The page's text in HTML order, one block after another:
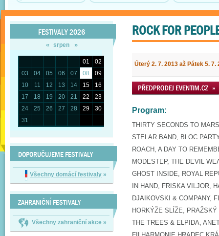
FESTIVALY 2026
« srpen »
01
02
03
04 05 06 07 08
09
10
11 12 13 14 15
16
17
18 19 20 21 22
23
24
25 26 27 28 29
30
31
DOPORUČUJEME FESTIVALY
Všechny domácí festivaly »
ZAHRANIČNÍ FESTIVALY
Všechny zahraniční akce »
ROCK FOR
Úterý 2. 7. 2013 až Pátek 5. 7.
Program:
THIRTY SECONDS TO
STELAR BAND, BLOC
ROACH, A DAY TO
MODESTEP, THE DEVIL
GHOST INSIDE, ROYAL
IN HAND, FRISKA VILJOR,
DJAIKOVSKI & COMPANY,
HORKÝŽE SLÍŽE,
THE TREES & ELPIDA,